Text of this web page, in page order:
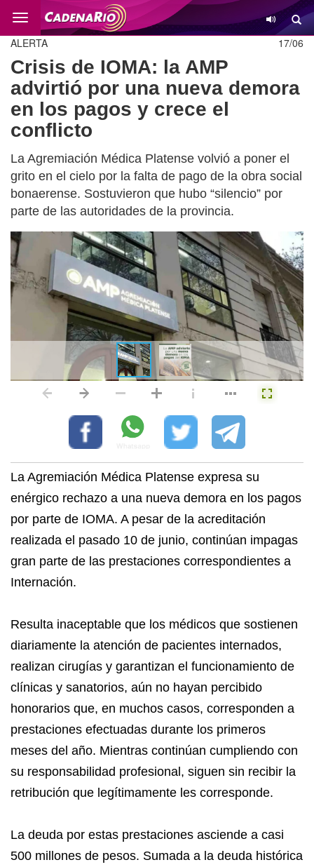
Cambio
17/06
ALERTA
Crisis de IOMA: la AMP
advirtió por una nueva demora
en los pagos y crece el
conflicto
La Agremiación Médica Platense volvió a poner el
grito en el cielo por la falta de pago de la obra social
bonaerense. Sostuvieron que hubo “silencio” por
parte de las autoridades de la provincia.
La Agremiación Médica Platense expresa su
enérgico rechazo a una nueva demora en los pagos
por parte de IOMA. A pesar de la acreditación
realizada el pasado 10 de junio, continúan impagas
gran parte de las prestaciones correspondientes a
Internación.
Resulta inaceptable que los médicos que sostienen
diariamente la atención de pacientes internados,
realizan cirugías y garantizan el funcionamiento de
clínicas y sanatorios, aún no hayan percibido
honorarios que, en muchos casos, corresponden a
prestaciones efectuadas durante los primeros
meses del año. Mientras continúan cumpliendo con
su responsabilidad profesional, siguen sin recibir la
retribución que legítimamente les corresponde.
La deuda por estas prestaciones asciende a casi
500 millones de pesos. Sumada a la deuda histórica